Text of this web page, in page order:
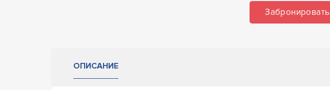
Забронировать
ОПИСАНИЕ